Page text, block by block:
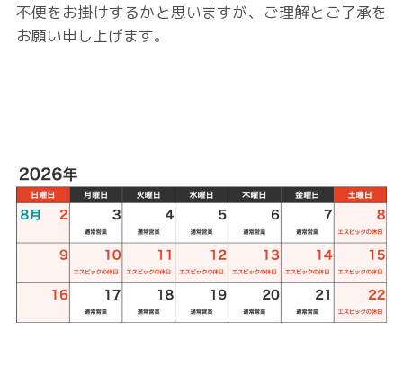
不便をお掛けするかと思いますが、ご理解とご了承を
お願い申し上げます。